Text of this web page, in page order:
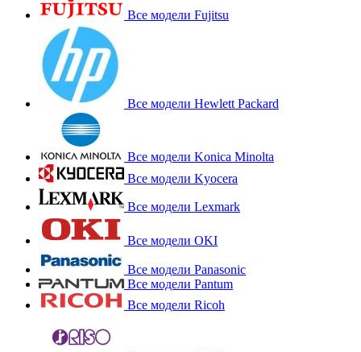
Все модели Fujitsu
Все модели Hewlett Packard
Все модели Konica Minolta
Все модели Kyocera
Все модели Lexmark
Все модели OKI
Все модели Panasonic
Все модели Pantum
Все модели Ricoh